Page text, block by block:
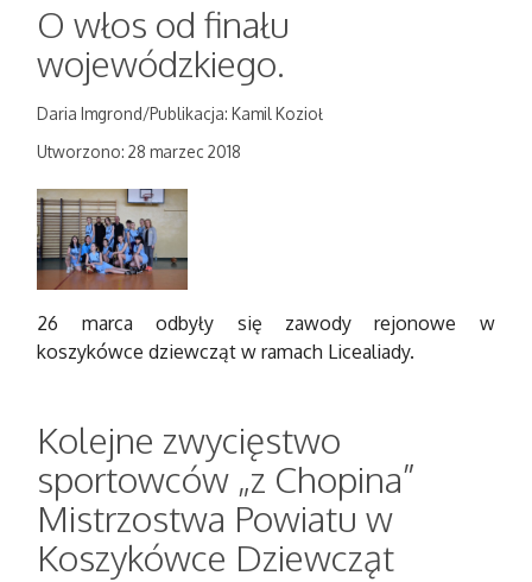
O włos od finału
wojewódzkiego.
Daria Imgrond/Publikacja: Kamil Kozioł
Utworzono: 28 marzec 2018
26 marca odbyły się zawody rejonowe w
koszykówce dziewcząt w ramach Licealiady.
Kolejne zwycięstwo
sportowców „z Chopina”
Mistrzostwa Powiatu w
Koszykówce Dziewcząt